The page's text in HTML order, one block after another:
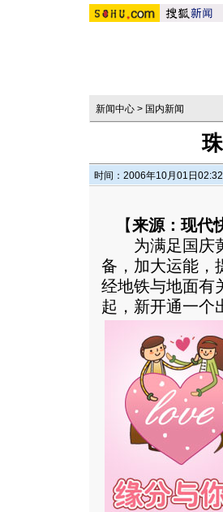
新闻中心 > 国内新闻
时间：2006年10月01日02:32
【来源：现代
为满足国庆黄
备，加大运能，
经地铁与地面有
起，新开通一个